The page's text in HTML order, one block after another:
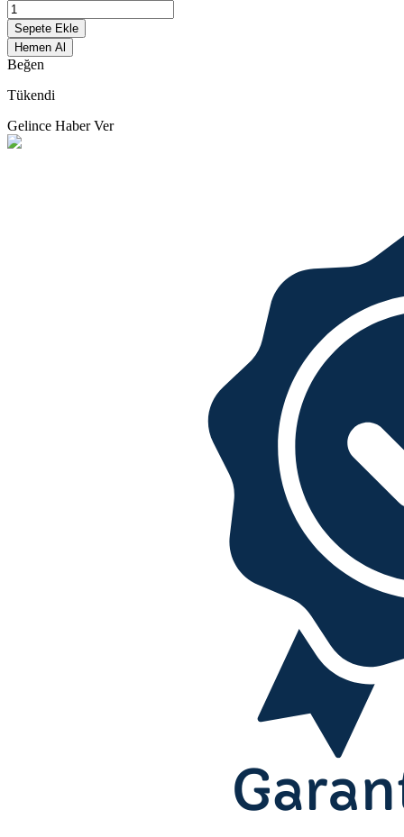
Sepete Ekle
Hemen Al
Beğen
Tükendi
Gelince Haber Ver